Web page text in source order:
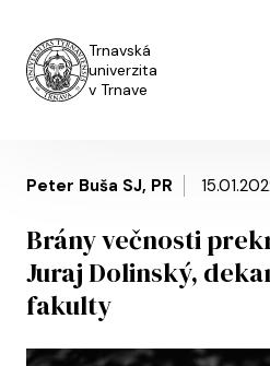
Trnavská
univerzita
v Trnave
Peter Buša SJ, PR
Brány večnosti
Juraj Dolinský,
fakulty